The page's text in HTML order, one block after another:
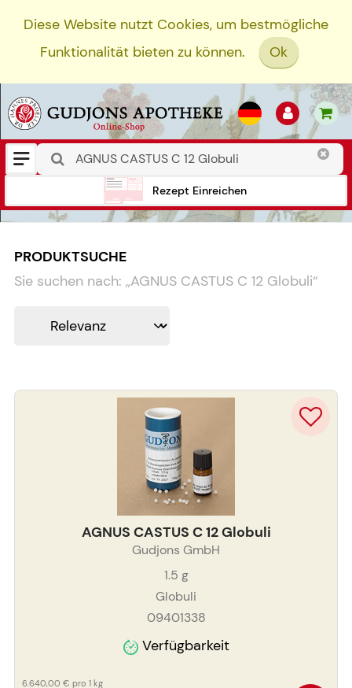
Diese Website nutzt Cookies, um bestmögliche
Funktionalität bieten zu können.
Ok
Rezept Einreichen
PRODUKTSUCHE
Sie suchen nach: „AGNUS CASTUS C 12 Globuli“
AGNUS CASTUS C 12 Globuli
Gudjons GmbH
1.5 g
Globuli
09401338
Verfügbarkeit
6.640,00 € pro 1 kg